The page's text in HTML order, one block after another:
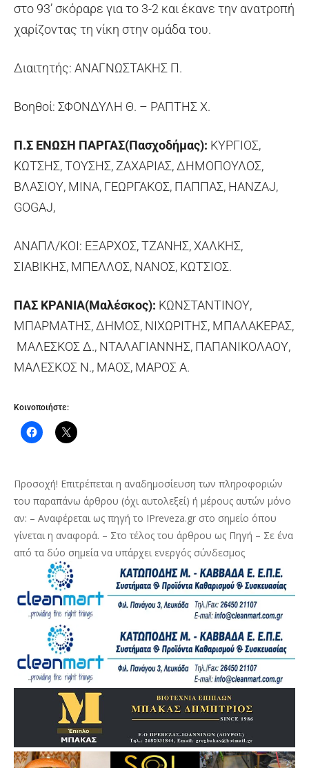
στο 93’ σκόραρε για το 3-2 και έκανε την ανατροπή
χαρίζοντας τη νίκη στην ομάδα του.
Διαιτητής: ΑΝΑΓΝΩΣΤΑΚΗΣ Π.
Βοηθοί: ΣΦΟΝΔΥΛΗ Θ. – ΡΑΠΤΗΣ Χ.
Π.Σ ΕΝΩΣΗ ΠΑΡΓΑΣ(Πασχοδήμας): ΚΥΡΓΙΟΣ,
ΚΩΤΣΗΣ, ΤΟΥΣΗΣ, ΖΑΧΑΡΙΑΣ, ΔΗΜΟΠΟΥΛΟΣ,
ΒΛΑΣΙΟΥ, ΜΙΝΑ, ΓΕΩΡΓΑΚΟΣ, ΠΑΠΠΑΣ, HANZAJ,
GOGAJ,
ΑΝΑΠΛ/ΚΟΙ: ΕΞΑΡΧΟΣ, ΤΖΑΝΗΣ, ΧΑΛΚΗΣ,
ΣΙΑΒΙΚΗΣ, ΜΠΕΛΛΟΣ, ΝΑΝΟΣ, ΚΩΤΣΙΟΣ.
ΠΑΣ ΚΡΑΝΙΑ(Μαλέσκος): ΚΩΝΣΤΑΝΤΙΝΟΥ,
ΜΠΑΡΜΑΤΗΣ, ΔΗΜΟΣ, ΝΙΧΩΡΙΤΗΣ, ΜΠΑΛΑΚΕΡΑΣ,
ΜΑΛΕΣΚΟΣ Δ., ΝΤΑΛΑΓΙΑΝΝΗΣ, ΠΑΠΑΝΙΚΟΛΑΟΥ,
ΜΑΛΕΣΚΟΣ Ν., ΜΑΟΣ, ΜΑΡΟΣ Α.
Κοινοποιήστε:
Προσοχή! Επιτρέπεται η αναδημοσίευση των πληροφοριών
του παραπάνω άρθρου (όχι αυτολεξεί) ή μέρους αυτών μόνο
αν: – Αναφέρεται ως πηγή το IPreveza.gr στο σημείο όπου
γίνεται η αναφορά. – Στο τέλος του άρθρου ως Πηγή – Σε ένα
από τα δύο σημεία να υπάρχει ενεργός σύνδεσμος